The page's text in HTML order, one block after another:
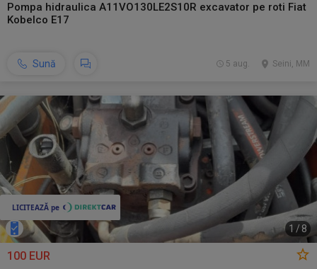
Pompa hidraulica A11VO130LE2S10R excavator pe roti Fiat
Kobelco E17
Sună Seini, MM
5 aug.
1 /8
100 EUR